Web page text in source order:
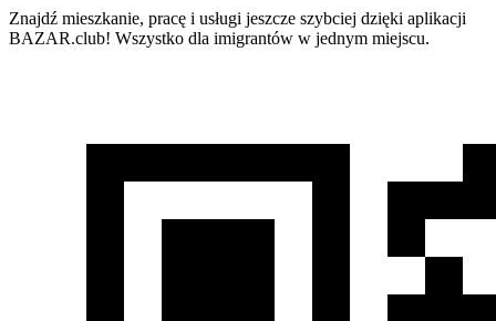
Znajdź mieszkanie, pracę i usługi jeszcze szybciej dzięki aplikacji
BAZAR.club! Wszystko dla imigrantów w jednym miejscu.